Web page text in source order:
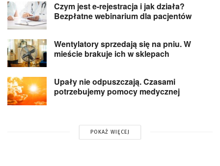
Czym jest e-rejestracja i jak działa?
Bezpłatne webinarium dla pacjentów
Wentylatory sprzedają się na pniu. W
mieście brakuje ich w sklepach
Upały nie odpuszczają. Czasami
potrzebujemy pomocy medycznej
POKAŻ WIĘCEJ